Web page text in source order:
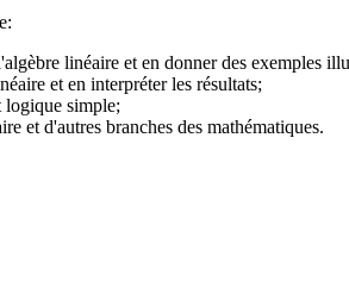
linéaire et en donner des exemples
et en interpréter les résultats;
logique simple;
et d'autres branches des mathématiques.